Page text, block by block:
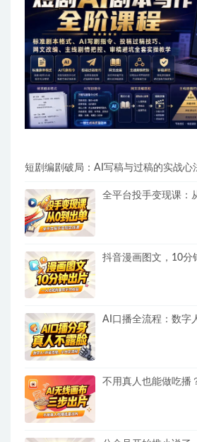
短剧编剧破局：AI写稿与过稿的实战心
全平台投手变现课：
抖音漫画图文，10分
AI口播全流程：数字
不用真人也能做吃播